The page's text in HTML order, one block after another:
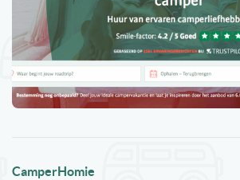
CamperHomie